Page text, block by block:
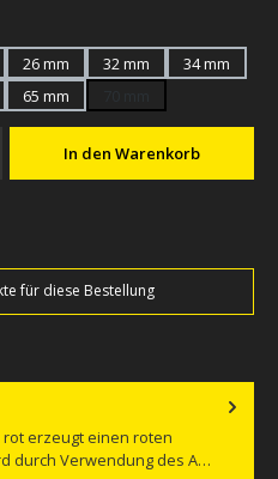
26 mm 32 mm
34 mm
65 mm
In den Warenkorb
für diese Bestellung
rot erzeugt einen roten
durch Verwendung des A…